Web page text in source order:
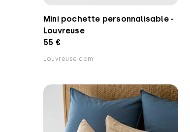
Mini pochette personnalisable -
Louvreuse
55 €
Louvreuse.com